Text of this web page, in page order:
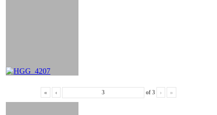
« ‹ of 3 › »